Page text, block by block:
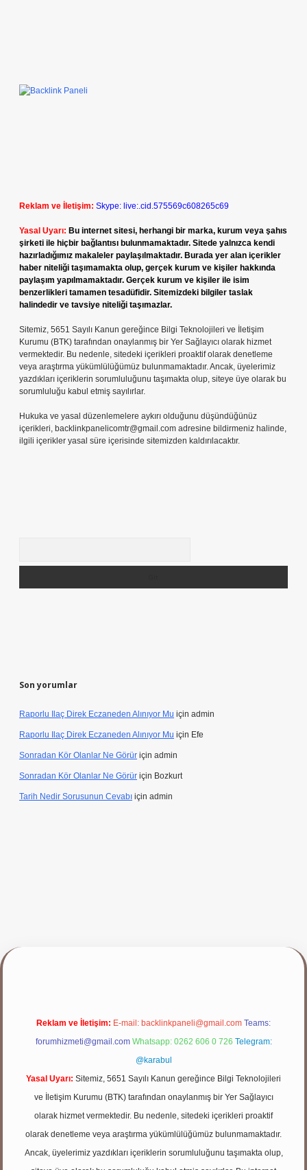
Reklam ve İletişim: Skype: live:.cid.575569c608265c69
Yasal Uyarı: Bu internet sitesi, herhangi bir marka, kurum veya şahıs
şirketi ile hiçbir bağlantısı bulunmamaktadır. Sitede yalnızca kendi
hazırladığımız makaleler paylaşılmaktadır. Burada yer alan içerikler
haber niteliği taşımamakta olup, gerçek kurum ve kişiler hakkında
paylaşım yapılmamaktadır. Gerçek kurum ve kişiler ile isim
benzerlikleri tamamen tesadüfidir. Sitemizdeki bilgiler taslak
halindedir ve tavsiye niteliği taşımazlar.
Sitemiz, 5651 Sayılı Kanun gereğince Bilgi Teknolojileri ve İletişim
Kurumu (BTK) tarafından onaylanmış bir Yer Sağlayıcı olarak hizmet
vermektedir. Bu nedenle, sitedeki içerikleri proaktif olarak denetleme
veya araştırma yükümlülüğümüz bulunmamaktadır. Ancak, üyelerimiz
yazdıkları içeriklerin sorumluluğunu taşımakta olup, siteye üye olarak bu
sorumluluğu kabul etmiş sayılırlar.
Hukuka ve yasal düzenlemelere aykırı olduğunu düşündüğünüz
içerikleri, backlinkpanelicomtr@gmail.com adresine bildirmeniz halinde,
ilgili içerikler yasal süre içerisinde sitemizden kaldırılacaktır.
Son yorumlar
Raporlu Ilaç Direk Eczaneden Alınıyor Mu için admin
Raporlu Ilaç Direk Eczaneden Alınıyor Mu için Efe
Sonradan Kör Olanlar Ne Görür için admin
Sonradan Kör Olanlar Ne Görür için Bozkurt
Tarih Nedir Sorusunun Cevabı için admin
giriş yap
Reklam ve İletişim: E-mail: backlinkpaneli@gmail.com Teams:
forumhizmeti@gmail.com Whatsapp: 0262 606 0 726 Telegram:
@karabul
Yasal Uyarı: Sitemiz, 5651 Sayılı Kanun gereğince Bilgi Teknolojileri
ve İletişim Kurumu (BTK) tarafından onaylanmış bir Yer Sağlayıcı
olarak hizmet vermektedir. Bu nedenle, sitedeki içerikleri proaktif
olarak denetleme veya araştırma yükümlülüğümüz bulunmamaktadır.
Ancak, üyelerimiz yazdıkları içeriklerin sorumluluğunu taşımakta olup,